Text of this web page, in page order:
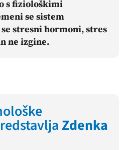
s fiziološkimi
se sistem
stresni hormoni, stres
ne izgine.
Zdenka